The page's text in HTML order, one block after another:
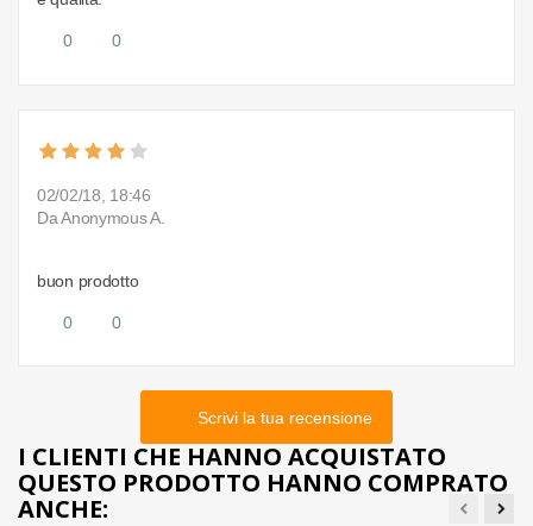
0 0
02/02/18, 18:46
Da Anonymous A.
buon prodotto
0 0
Scrivi la tua recensione
I CLIENTI CHE HANNO ACQUISTATO
QUESTO PRODOTTO HANNO COMPRATO
ANCHE: